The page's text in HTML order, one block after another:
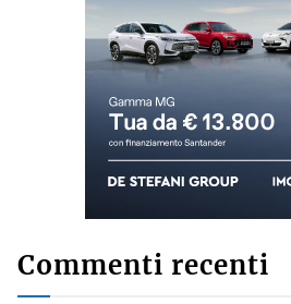
Commenti recenti